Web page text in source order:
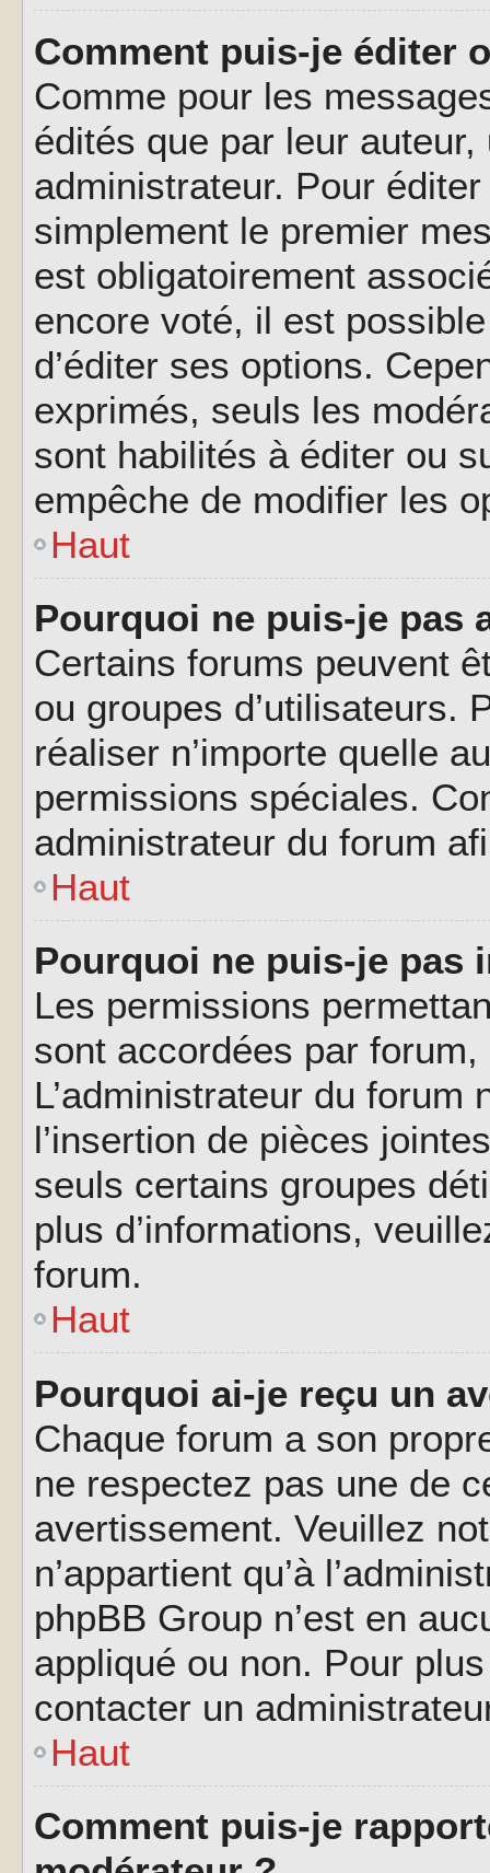
Comment puis-je éditer
Comme pour les
édités que par leur
administrateur. Pour
simplement le premier
est obligatoirement
encore voté, il est
d’éditer ses options.
exprimés, seuls les
sont habilités à éditer ou
empêche de modifier les
Haut
Pourquoi ne puis-je pas
Certains forums peuvent
ou groupes d’utilisateurs.
réaliser n’importe quelle
permissions spéciales.
administrateur du forum
Haut
Pourquoi ne puis-je pas
Les permissions
sont accordées par
L’administrateur du forum
l’insertion de pièces
seuls certains groupes
plus d’informations,
forum.
Haut
Pourquoi ai-je reçu un
Chaque forum a son
ne respectez pas une de
avertissement. Veuillez
n’appartient qu’à
phpBB Group n’est en
appliqué ou non. Pour
contacter un
Haut
Comment puis-je